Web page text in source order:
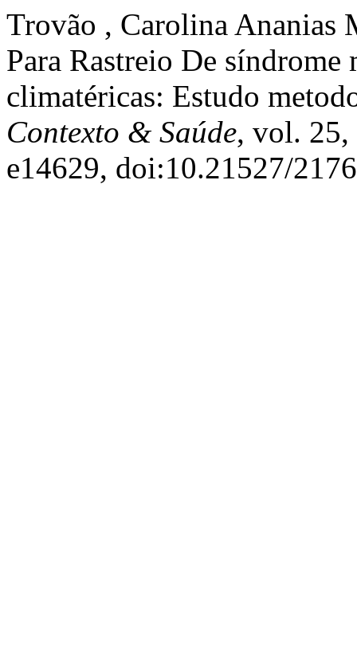
Trovão , Carolina Ananias
Para Rastreio De
climatéricas: Estudo
Contexto & Saúde, vol. 25,
e14629, doi:10.21527/